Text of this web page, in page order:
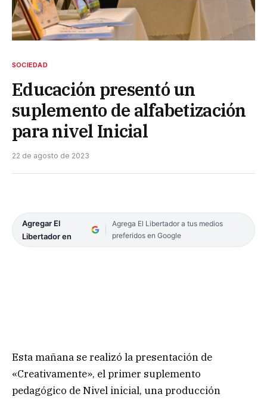
SOCIEDAD
Educación presentó un
suplemento de alfabetización
para nivel Inicial
22 de agosto de 2023
Agregar El
Libertador en
Agrega El Libertador a tus medios
preferidos en Google
Esta mañana se realizó la presentación de
«Creativamente», el primer suplemento
pedagógico de Nivel inicial, una producción